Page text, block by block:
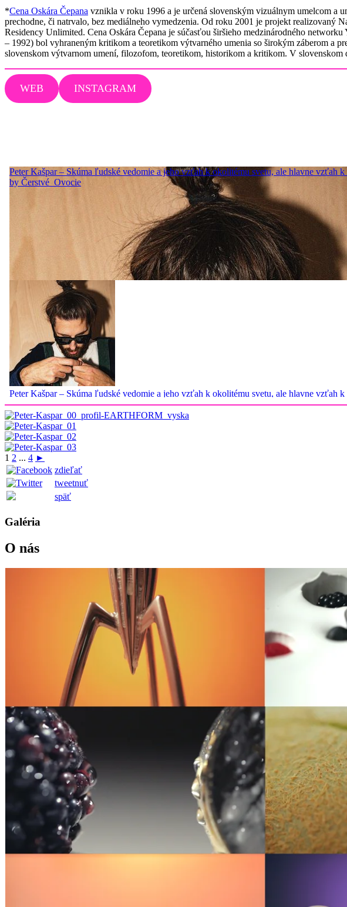
*Cena Oskára Čepana vznikla v roku 1996 a je určená slovenským vizuálnym umelcom a
prechodne, či natrvalo, bez mediálneho vymedzenia. Od roku 2001 je projekt realizovaný
Residency Unlimited. Cena Oskára Čepana je súčasťou širšieho medzinárodného
– 1992) bol vyhraneným kritikom a teoretikom výtvarného umenia so širokým záberom a
slovenskom výtvarnom umení, filozofom, teoretikom, historikom a kritikom. V slovenskom
WEB INSTAGRAM
1 2 ... 4 ►
zdieľať
tweetnuť
späť
Galéria
O nás